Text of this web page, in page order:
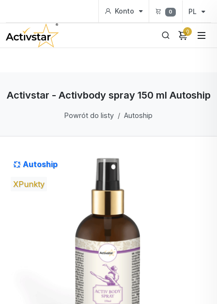
Konto 0 PL
0
Activstar - Activbody spray 150 ml Autoship
Powrót do listy Autoship
Autoship
XPunkty